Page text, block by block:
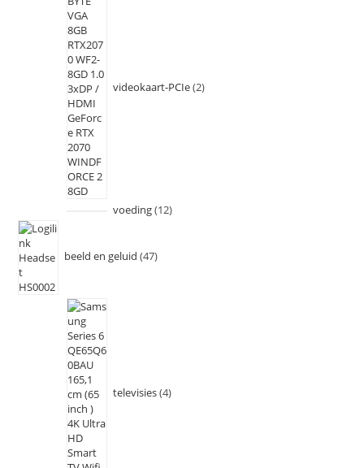
videokaart-PCIe 2
voeding 12
beeld en geluid 47
televisies 4